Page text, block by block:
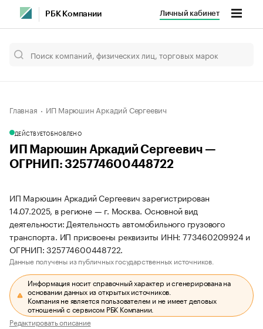
РБК Компании Личный кабинет
Главная ИП Марюшин Аркадий Сергеевич
ДЕЙСТВУЕТОБНОВЛЕНО
ИП Марюшин Аркадий Сергеевич —
ОГРНИП: 325774600448722
ИП Марюшин Аркадий Сергеевич зарегистрирован
14.07.2025, в регионе — г. Москва. Основной вид
деятельности: Деятельность автомобильного грузового
транспорта. ИП присвоены реквизиты ИНН: 773460209924 и
ОГРНИП: 325774600448722.
Данные получены из публичных государственных источников.
Информация носит справочный характер и сгенерирована на
основании данных из открытых источников.
Компания не является пользователем и не имеет деловых
отношений с сервисом РБК Компании.
Редактировать описание